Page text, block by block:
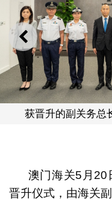
上一则
获晋升的副关务总
澳门海关5月20
晋升仪式，由海关